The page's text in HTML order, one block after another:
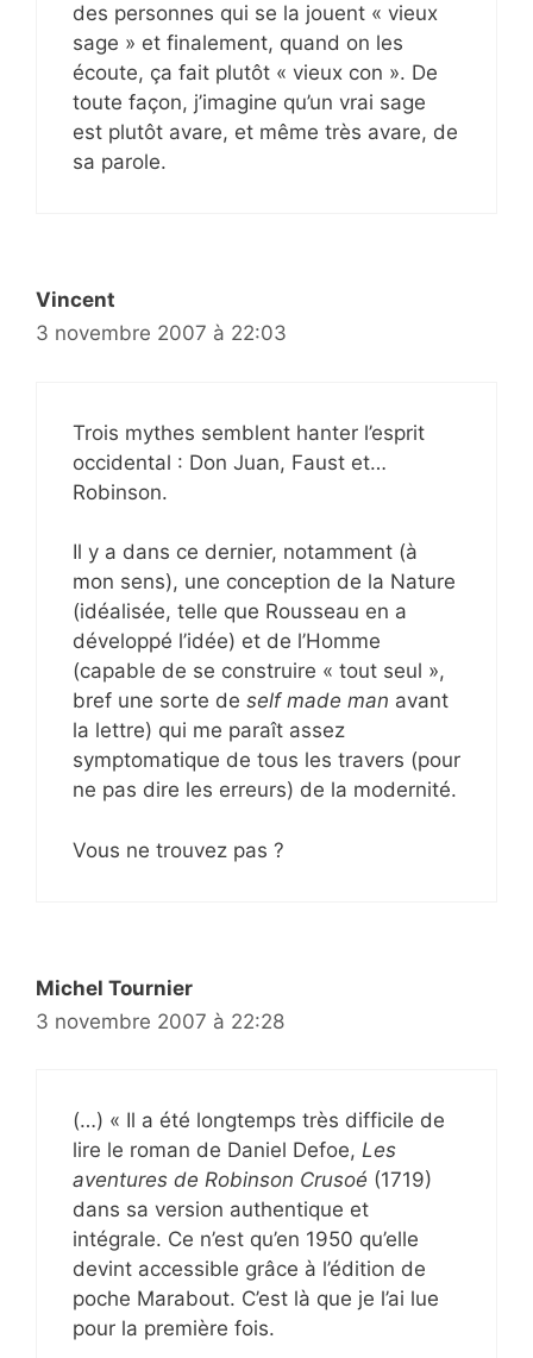
des personnes qui se la jouent « vieux
sage » et finalement, quand on les
écoute, ça fait plutôt « vieux con ». De
toute façon, j’imagine qu’un vrai sage
est plutôt avare, et même très avare, de
sa parole.
Vincent
3 novembre 2007 à 22:03
Trois mythes semblent hanter l’esprit
occidental : Don Juan, Faust et…
Robinson.
Il y a dans ce dernier, notamment (à
mon sens), une conception de la Nature
(idéalisée, telle que Rousseau en a
développé l’idée) et de l’Homme
(capable de se construire « tout seul »,
bref une sorte de self made man avant
la lettre) qui me paraît assez
symptomatique de tous les travers (pour
ne pas dire les erreurs) de la modernité.
Vous ne trouvez pas ?
Michel Tournier
3 novembre 2007 à 22:28
(…) « Il a été longtemps très difficile de
lire le roman de Daniel Defoe, Les
aventures de Robinson Crusoé (1719)
dans sa version authentique et
intégrale. Ce n’est qu’en 1950 qu’elle
devint accessible grâce à l’édition de
poche Marabout. C’est là que je l’ai lue
pour la première fois.